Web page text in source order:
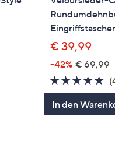
€ 39,99
-42% € 69,99
5
In den